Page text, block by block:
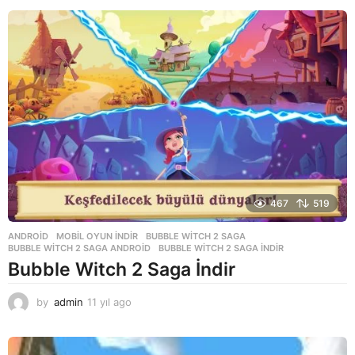
a
g
o
467 519
ANDROID ,MOBIL OYUN INDIR BUBBLE WITCH 2 SAGA
BUBBLE WITCH 2 SAGA ANDROID
,BUBBLE WITCH 2 SAGA INDIR
Bubble Witch 2 Saga İndir
by admin 11 yıl ago
ı